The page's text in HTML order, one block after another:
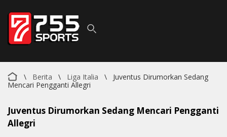
\ Berita \ Liga Italia \
Juventus Dirumorkan Sedang
Mencari Pengganti Allegri
Juventus Dirumorkan Sedang Mencari Pengganti
Allegri